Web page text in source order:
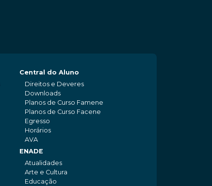
Central do Aluno
Direitos e Deveres
Downloads
Planos de Curso Famene
Planos de Curso Facene
Egresso
Horários
AVA
ENADE
Atualidades
Arte e Cultura
Educação